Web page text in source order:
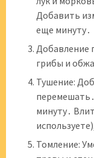
Добавить
еще минуту․
Добавление
грибы и
Тушение:
минуту․
Томление: